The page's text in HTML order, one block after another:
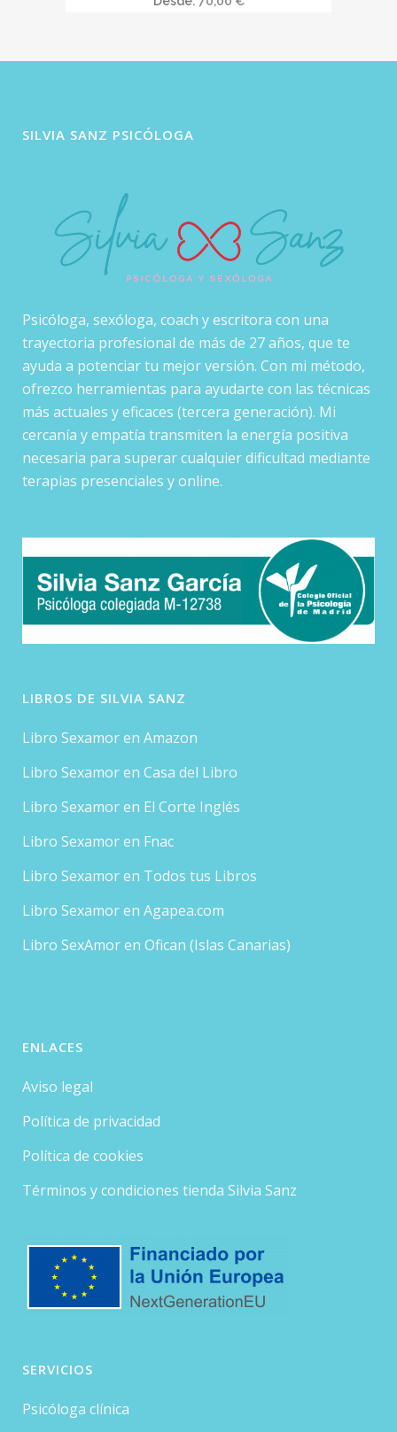
Las
página
de
producto
SILVIA SANZ PSICÓLOGA
Psicóloga, sexóloga, coach y escritora con una
trayectoria profesional de más de 27 años, que te
ayuda a potenciar tu mejor versión. Con mi método,
ofrezco herramientas para ayudarte con las técnicas
más actuales y eficaces (tercera generación). Mi
cercanía y empatía transmiten la energía positiva
necesaria para superar cualquier dificultad mediante
terapias presenciales y online.
LIBROS DE SILVIA SANZ
Libro Sexamor en Amazon
Libro Sexamor en Casa del Libro
Libro Sexamor en El Corte Inglés
Libro Sexamor en Fnac
Libro Sexamor en Todos tus Libros
Libro Sexamor en Agapea.com
Libro SexAmor en Ofican (Islas Canarias)
ENLACES
Aviso legal
Política de privacidad
Política de cookies
Términos y condiciones tienda Silvia Sanz
SERVICIOS
Psicóloga clínica